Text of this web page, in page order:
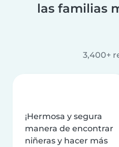
las familias
3,400+
¡Hermosa y segura
manera de encontrar
niñeras y hacer más